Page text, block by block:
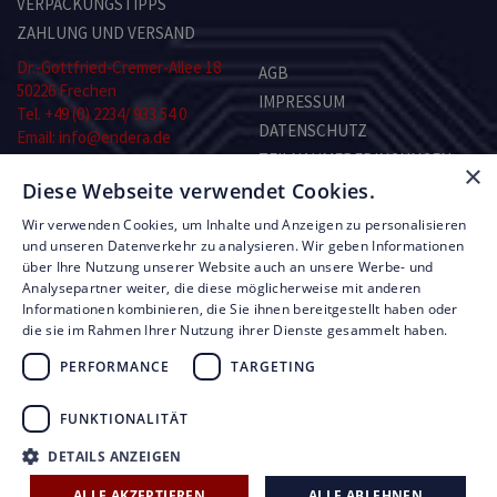
ZAHLUNG UND VERSAND
Dr.-Gottfried-Cremer-Allee 18
50226 Frechen
Tel. +49 (0) 2234/ 933 54 0
Email: info@endera.de
Montag–Freitag:
8.00–13.00 und 14.00–17.00 Uhr
Samstag: nach Vereinbarung
AGB
IMPRESSUM
DATENSCHUTZ
TEILNAHMEBEDINGUNGEN
KONTAKT
RMA-FORMULAR
© Copyright by Endera Digitaltechnik 2026
UNSERE LEISTUNGEN
FIRMEN ÜBERBLICK
AKTUELLE ANGEBOTE
×
Diese Webseite verwendet Cookies.
Wir verwenden Cookies, um Inhalte und Anzeigen zu personalisieren
und unseren Datenverkehr zu analysieren. Wir geben Informationen
über Ihre Nutzung unserer Website auch an unsere Werbe- und
Analysepartner weiter, die diese möglicherweise mit anderen
Informationen kombinieren, die Sie ihnen bereitgestellt haben oder
die sie im Rahmen Ihrer Nutzung ihrer Dienste gesammelt haben.
PERFORMANCE
TARGETING
FUNKTIONALITÄT
DETAILS ANZEIGEN